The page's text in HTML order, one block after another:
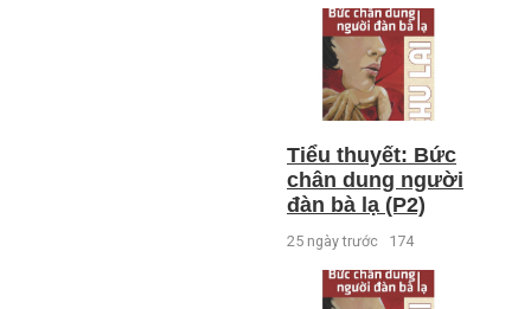
Tiểu thuyết: Bức
chân dung người
đàn bà lạ (P2)
25 ngày trước 174